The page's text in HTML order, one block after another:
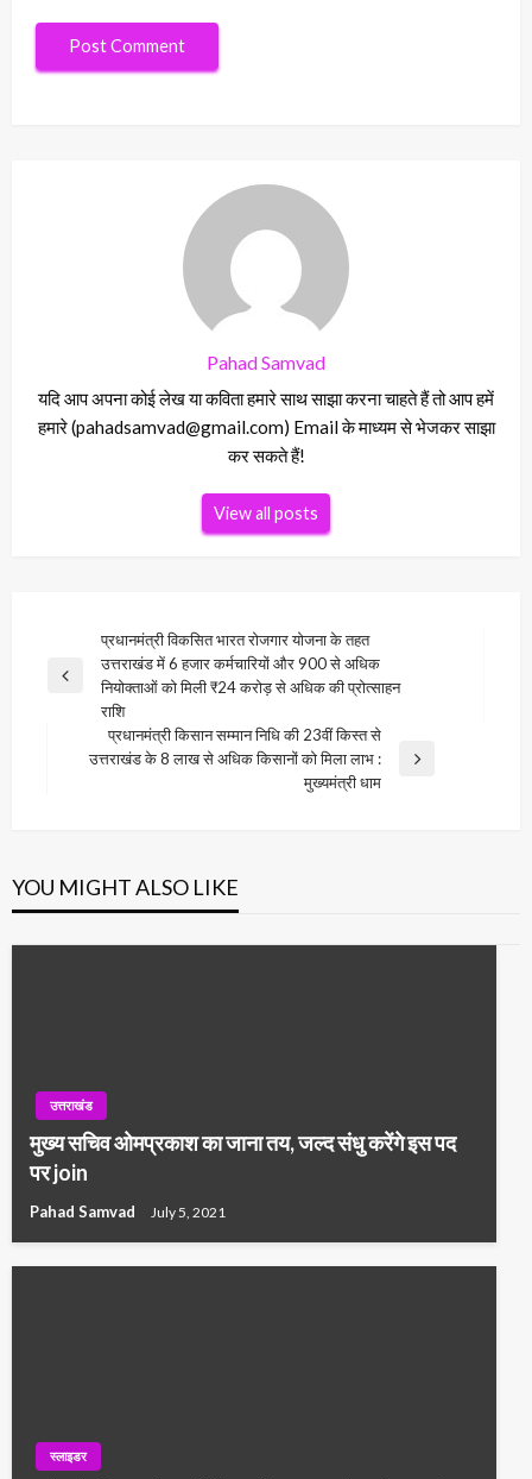
Pahad Samvad
यदि आप अपना कोई लेख या कविता हमारे साथ साझा करना चाहते हैं तो आप हमें
हमारे (pahadsamvad@gmail.com) Email के माध्यम से भेजकर साझा
कर सकते हैं!
View all posts
navigation
Previous
प्रधानमंत्री विकसित भारत रोजगार योजना के तहत
उत्तराखंड में 6 हजार कर्मचारियों और 900 से अधिक
नियोक्ताओं को मिली ₹24 करोड़ से अधिक की प्रोत्साहन
राशि
Next
प्रधानमंत्री किसान सम्मान निधि की 23वीं किस्त से
उत्तराखंड के 8 लाख से अधिक किसानों को मिला लाभ :
मुख्यमंत्री धाम
YOU MIGHT ALSO LIKE
उत्तराखंड
मुख्य सचिव ओमप्रकाश का जाना तय, जल्द संधु करेंगे इस पद
पर join
Pahad Samvad July 5, 2021
स्लाइडर